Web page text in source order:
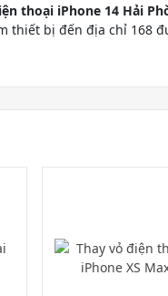
thoại iPhone 14 Hải
thiết bị đến địa chỉ 168